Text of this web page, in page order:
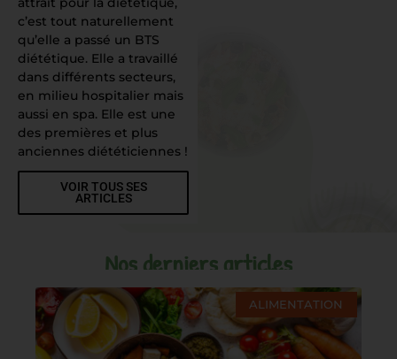
c’est tout naturellement
qu’elle a passé un BTS
diététique. Elle a travaillé
dans différents secteurs,
en milieu hospitalier mais
aussi en spa. Elle est une
des premières et plus
anciennes diététiciennes !
VOIR TOUS SES
ARTICLES
Nos derniers articles
ALIMENTATION